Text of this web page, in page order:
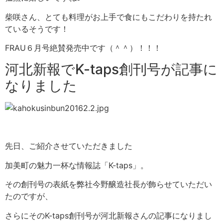
柴咲さん、とても料理がお上手で食にもこだわりを持たれ
ているそうです！
FRAU６月号絶賛発売中です（＾＾）！！！
河北新報でK-taps創刊号が記事に
なりました
先日、ご紹介させていただきました
加美町の魅力一杯な情報誌「K-taps」。
その創刊号の表紙を弊社今野醸造社長が飾らせていただい
たのですが、
さらにそのK-taps創刊号が河北新報さんの記事になりまし